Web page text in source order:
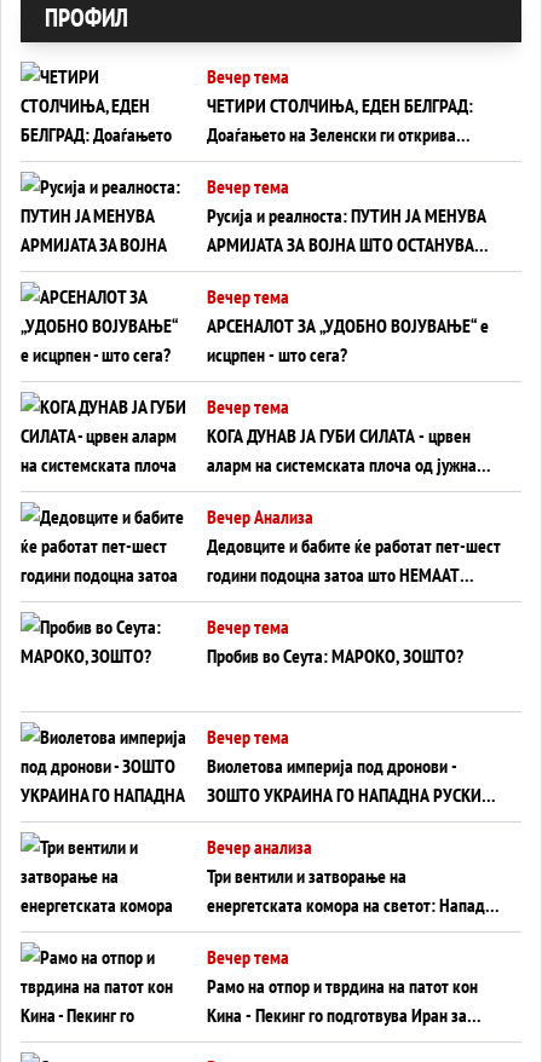
ПРОФИЛ
Вечер тема
ЧЕТИРИ СТОЛЧИЊА, ЕДЕН БЕЛГРАД:
Доаѓањето на Зеленски ги открива
тајните на политиката на балансирање
на Вучиќ
Вечер тема
Русија и реалноста: ПУТИН ЈА МЕНУВА
АРМИЈАТА ЗА ВОЈНА ШТО ОСТАНУВА
БЕЗ ФРОНТ
Вечер тема
АРСЕНАЛОТ ЗА „УДОБНО ВОЈУВАЊЕ“ е
исцрпен - што сега?
Вечер тема
КОГА ДУНАВ ЈА ГУБИ СИЛАТА - црвен
аларм на системската плоча од јужна
Германија до Црното Море...
Вечер Анализа
Дедовците и бабите ќе работат пет-шест
години подоцна затоа што НЕМААТ
ВНУЦИ ДА ГИ ЗАМЕНАТ
Вечер тема
Пробив во Сеута: МАРОКО, ЗОШТО?
Вечер тема
Виолетова империја под дронови -
ЗОШТО УКРАИНА ГО НАПАДНА РУСКИОТ
WILDBERRIES
Вечер анализа
Три вентили и затворање на
енергетската комора на светот: Нападот
во Суец најавува глобален енергетски
инфаркт?
Вечер тема
Рамо на отпор и тврдина на патот кон
Кина - Пекинг го подготвува Иран за
американска копнена инвазија